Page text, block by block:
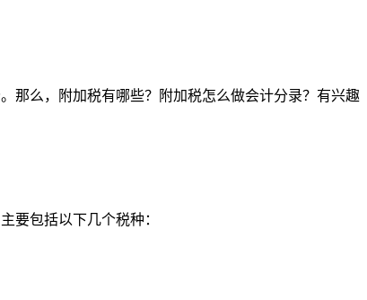
那么，附加税有哪些？附加税怎么做会计分录？有兴趣
要包括以下几个税种：